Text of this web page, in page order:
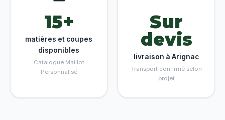
15+
matières et coupes
disponibles
Catalogue Maillot
Personnalisé
Sur
devis
livraison à Arignac
Transport confirmé selon
projet